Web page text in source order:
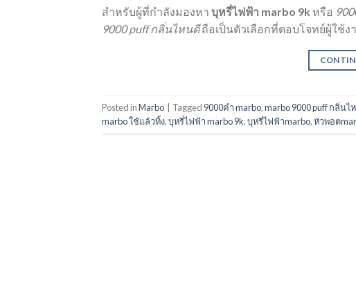
สำหรับผู้ที่กำลังมองหา บุหรี่ไฟฟ้า marbo 9k หรือ
9000 puff กลิ่นไหนดีถือเป็นตัวเลือกที่ตอบโจทย์ผู้ใช้
Posted inMarbo Tagged 9000คํา marbo,marbo 9000 puff กลิ่นไ
marbo ใช้แล้วทิ้ง,บุหรี่ไฟฟ้า marbo 9k,บุหรี่ไฟฟ้าmarbo,หัวพอต